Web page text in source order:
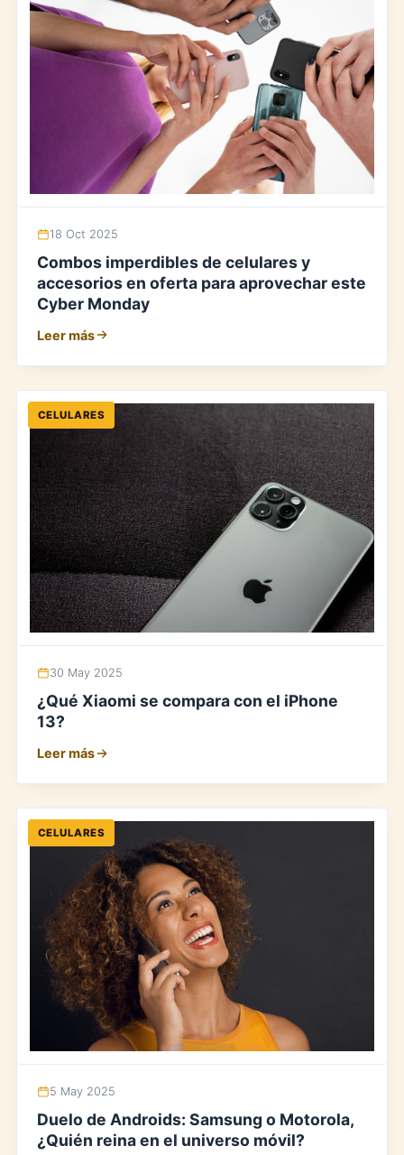
18 Oct 2025
Combos imperdibles de celulares y
accesorios en oferta para aprovechar este
Cyber Monday
Leer más
CELULARES
30 May 2025
¿Qué Xiaomi se compara con el iPhone
13?
Leer más
CELULARES
5 May 2025
Duelo de Androids: Samsung o Motorola,
¿Quién reina en el universo móvil?